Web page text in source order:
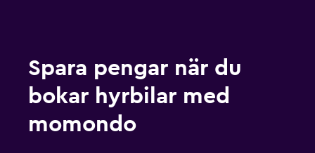
Spara pengar när du
bokar hyrbilar med
momondo